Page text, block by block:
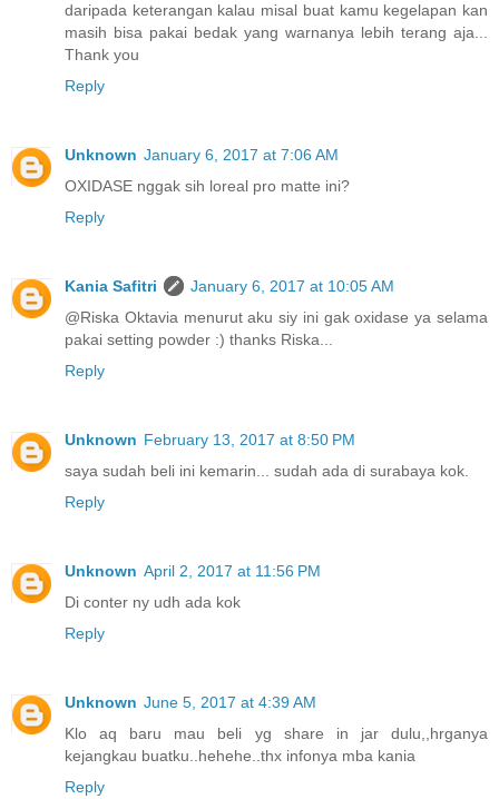
daripada keterangan kalau misal buat kamu kegelapan kan
masih bisa pakai bedak yang warnanya lebih terang aja...
Thank you
Reply
Unknown January 6, 2017 at 7:06 AM
OXIDASE nggak sih loreal pro matte ini?
Reply
Kania Safitri
January 6, 2017 at 10:05 AM
@Riska Oktavia menurut aku siy ini gak oxidase ya selama
pakai setting powder :) thanks Riska...
Reply
Unknown February 13, 2017 at 8:50 PM
saya sudah beli ini kemarin... sudah ada di surabaya kok.
Reply
Unknown April 2, 2017 at 11:56 PM
Di conter ny udh ada kok
Reply
Unknown June 5, 2017 at 4:39 AM
Klo aq baru mau beli yg share in jar dulu,,hrganya
kejangkau buatku..hehehe..thx infonya mba kania
Reply